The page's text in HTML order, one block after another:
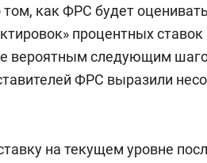
как ФРС будет
процентных
вероятным следующим
ФРС выразили
на текущем уровне